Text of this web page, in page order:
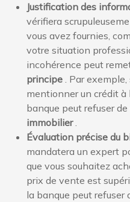
Justification des
vérifiera
vous avez fournies,
votre situation
incohérence peut
principe . Par
mentionner un crédit à
banque peut refuser
immobilier.
Évaluation précise du
mandatera un expert
que vous souhaitez
prix de vente est
la banque peut refuser